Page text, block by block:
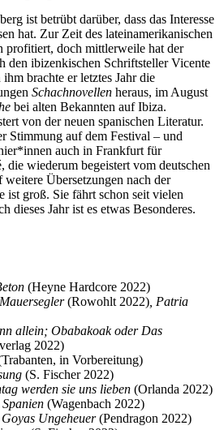
ist betrübt darüber, dass das Interesse
hat. Zur Zeit des lateinamerikanischen
profitiert, doch mittlerweile hat der
den ibizenkischen Schriftsteller Vicente
brachte er letztes Jahr die
Schachnovellen heraus, im August
bei alten Bekannten auf Ibiza.
von der neuen spanischen Literatur.
Stimmung auf dem Festival – und
auch in Frankfurt für
die wiederum begeistert vom deutschen
Übersetzungen nach der
ist groß. Sie fährt schon seit vielen
dieses Jahr ist es etwas Besonderes.
(Heyne Hardcore 2022)
(Rowohlt 2022) , Patria
allein; Obabakoak oder Das
2022)
in Vorbereitung)
(S. Fischer 2022)
werden sie uns lieben (Orlanda 2022)
Spanien (Wagenbach 2022)
Goyas Ungeheuer(Pendragon 2022)